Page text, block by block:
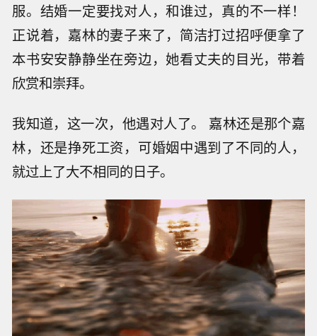
服。结婚一定要找对人，和谁过，真的不一样！
正说着，嘉林的妻子来了，简洁打过招呼便拿了
本书安安静静坐在旁边，她看丈夫的目光，带着
欣赏和崇拜。
我知道，这一次，他遇对人了。 嘉林还是那个嘉
林，还是挣死工资，可婚姻中遇到了不同的人，
就过上了大不相同的日子。